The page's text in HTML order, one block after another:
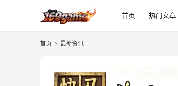
首页 热门文章
首页 最新资讯